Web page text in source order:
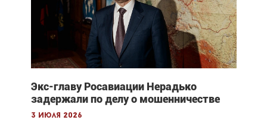
Экс-главу Росавиации Нерадько
задержали по делу о мошенничестве
3 июля 2026